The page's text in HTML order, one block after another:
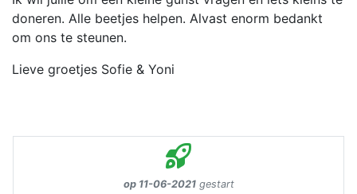
doneren. Alle beetjes helpen. Alvast enorm bedankt
om ons te steunen.
Lieve groetjes Sofie & Yoni
op 11-06-2021gestart